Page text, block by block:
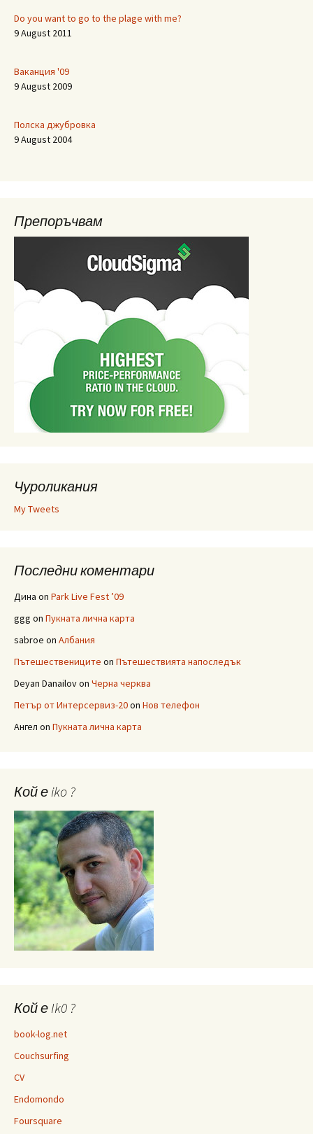
Do you want to go to the plage with me?
9 August 2011
Ваканция '09
9 August 2009
Полска джубровка
9 August 2004
Препоръчвам
Чуроликания
My Tweets
Последни коментари
Дина on Park Live Fest ’09
ggg on Пукната лична карта
sabroe on Албания
Пътешествениците on Пътешествията напоследък
Deyan Danailovon Черна черква
Петър от Интерсервиз-20on Нов телефон
Ангел on Пукната лична карта
Кой е iko ?
Кой е Ik0 ?
book-log.net
Couchsurfing
CV
Endomondo
Foursquare